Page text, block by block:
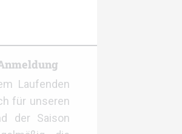
Laufenden
für unseren
der Saison